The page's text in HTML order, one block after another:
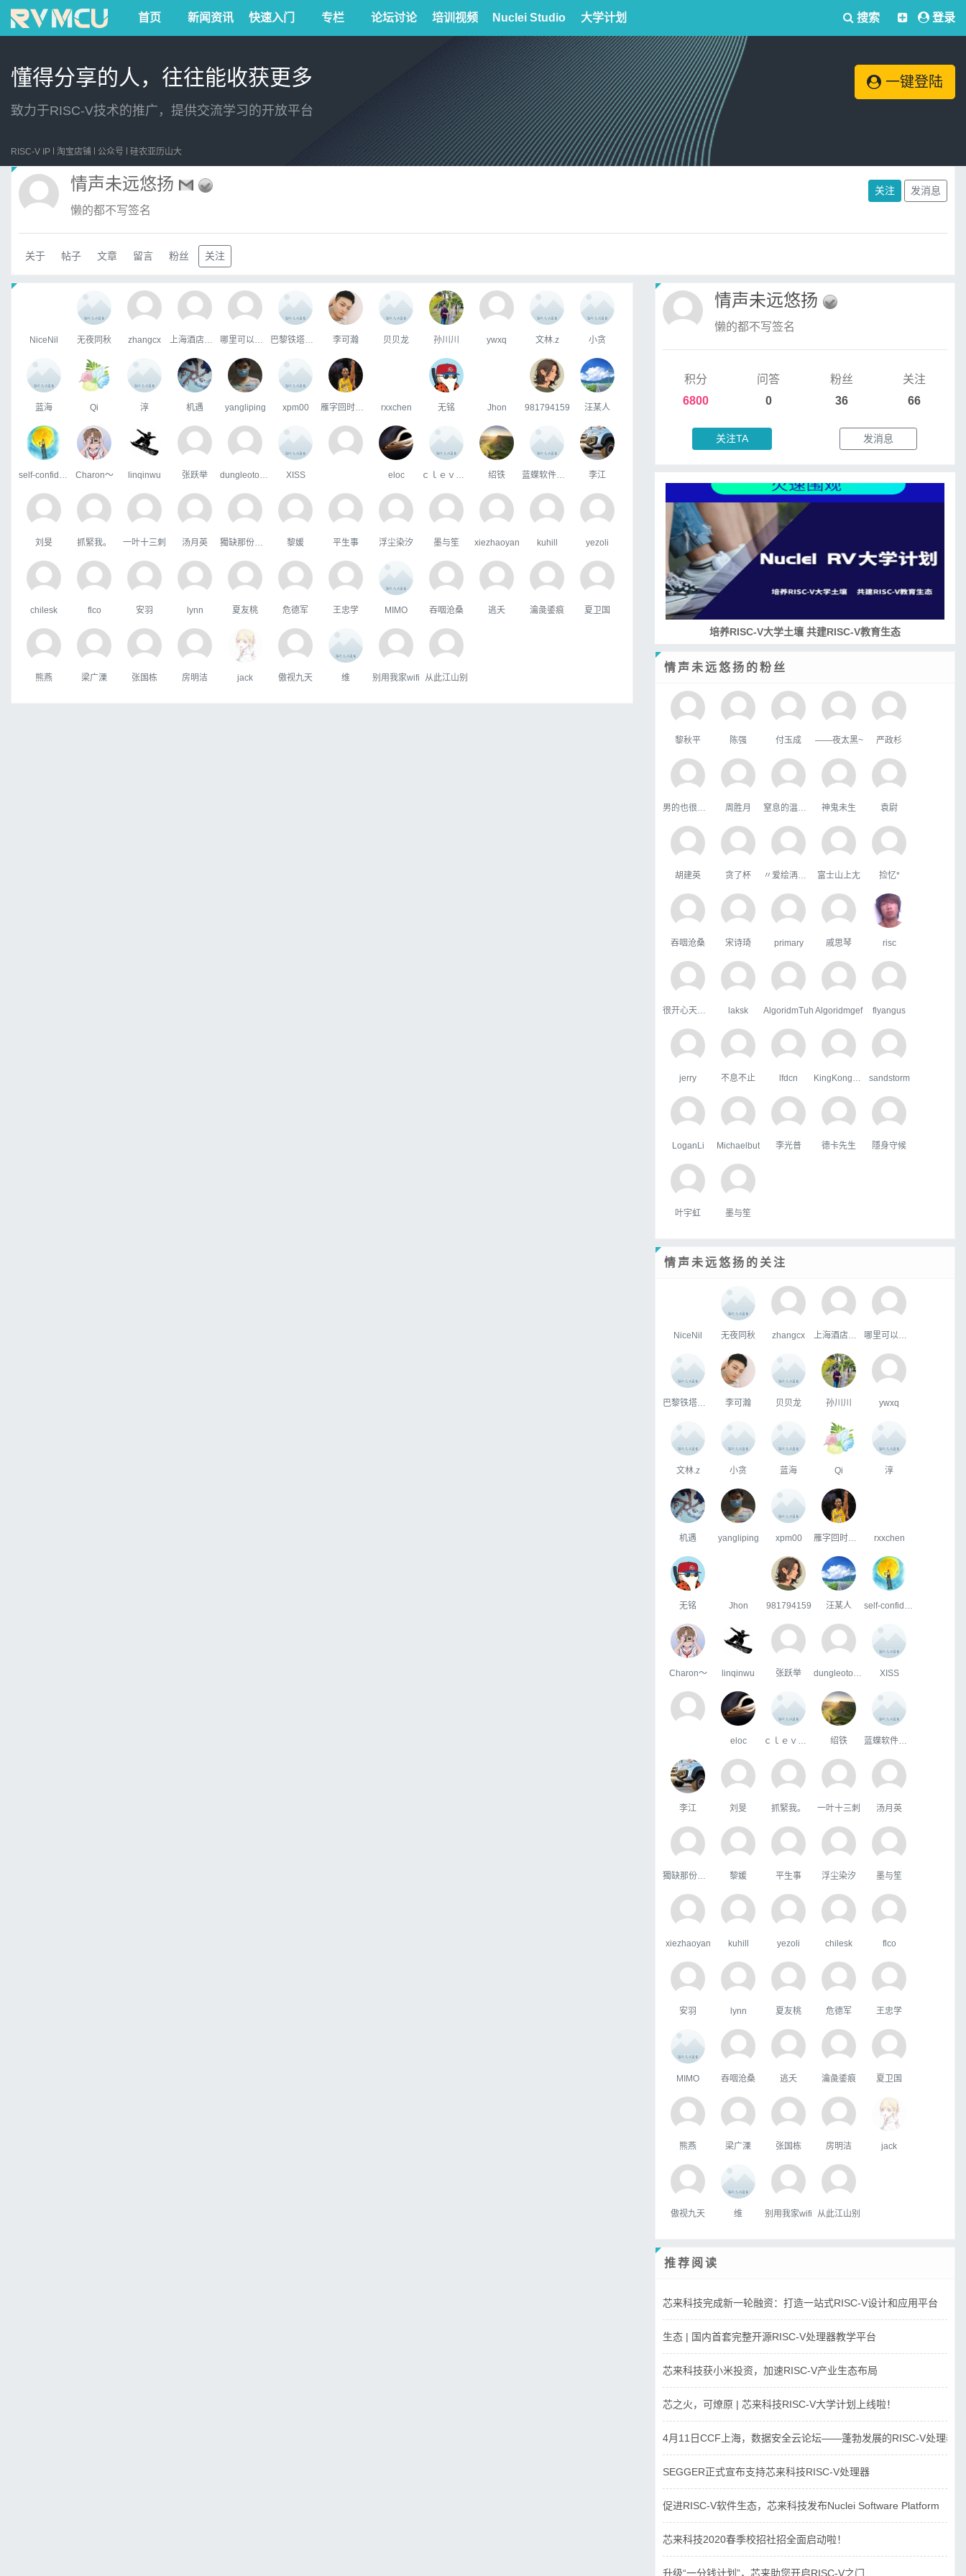
首页 新闻资讯 快速入门 专栏 论坛讨论 培训视频 Nuclei Studio 大学计划 搜索 登录
懂得分享的人，往往能收获更多
致力于RISC-V技术的推广，提供交流学习的开放平台
一键登陆
RISC-V IP 淘宝店铺 公众号 硅农亚历山大
情声未远悠扬
懒的都不写签名
关注 发消息
关于 帖子 文章 留言 粉丝 关注
NiceNil 无夜同秋 zhangcx 上海酒店住宿发票 哪里可以开具滴滴发票 巴黎铁塔下的仰望 李可瀚 贝贝龙 孙川川 ywxq 文林.z 小贪
蓝海 Qi 淳 机遇 yangliping xpm00 雁字回时月满西楼 rxxchen 无铭 Jhon 981794159 汪某人
self-confidence Charon～ linqinwu 张跃举 dungleotokyo.co.jp XISS eloc ｃｌｅｖｅｒ 绍铁 蓝蝶软件曹帅 李江
刘旻 抓緊我。 一叶十三刺 汤月英 獨缺那份溫暖 黎媛 平生事 浮尘染汐 墨与笙 xiezhaoyan kuhill yezoli
chilesk flco 安羽 lynn 夏友桃 危德军 王忠学 MIMO 吞咽沧桑 逃夭 瀹彘鋈痕 夏卫国
熊燕 梁广溧 张国栋 房明洁 jack 傲视九天 维 别用我家wifi 从此江山别
情声未远悠扬
懒的都不写签名
积分
6800
问答
0
粉丝
36
关注
66
关注TA 发消息
培养RISC-V大学土壤 共建RISC-V教育生态
情声未远悠扬的粉丝
黎秋平 陈强 付玉成 ——夜太黑~ 严政杉
周胜月 神鬼未生 袁尉
胡建英 贪了杯 富士山上尢 捡忆*
吞咽沧桑 宋诗琦 primary 戚思琴 risc
laksk AlgoridmTuh Algoridmgef flyangus
jerry 不息不止 lfdcn sandstorm
LoganLi Michaelbut 李光普 德卡先生 隱身守候
叶宇虹 墨与笙
情声未远悠扬的关注
NiceNil 无夜同秋 zhangcx
李可瀚 贝贝龙 孙川川 ywxq
文林.z 小贪 蓝海 Qi 淳
机遇 yangliping xpm00 rxxchen
无铭 Jhon 981794159 汪某人
Charon～ linqinwu 张跃举 XISS
eloc 绍铁
李江 刘旻 抓緊我。 一叶十三刺 汤月英
黎媛 平生事 浮尘染汐 墨与笙
xiezhaoyan kuhill yezoli chilesk flco
安羽 lynn 夏友桃 危德军 王忠学
MIMO 吞咽沧桑 逃夭 瀹彘鋈痕 夏卫国
熊燕 梁广溧 张国栋 房明洁 jack
傲视九天 维 别用我家wifi 从此江山别
推荐阅读
芯来科技完成新一轮融资：打造一站式RISC-V设计和应用平台
生态 | 国内首套完整开源RISC-V处理器教学平台
芯来科技获小米投资，加速RISC-V产业生态布局
芯之火，可燎原 | 芯来科技RISC-V大学计划上线啦！
4月11日CCF上海，数据安全云论坛——蓬勃发展的RISC-V处理器
SEGGER正式宣布支持芯来科技RISC-V处理器
促进RISC-V软件生态，芯来科技发布Nuclei Software Platform
芯来科技2020春季校招社招全面启动啦！
升级“一分钱计划”，芯来助您开启RISC-V之门